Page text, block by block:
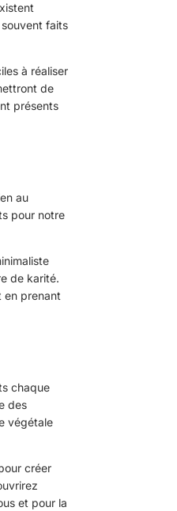
faits
à réaliser
de
présents
au
pour notre
de karité.
en prenant
chaque
des
végétale
créer
et pour la